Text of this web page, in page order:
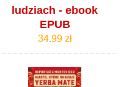
ludziach - ebook
EPUB
34.99 zł